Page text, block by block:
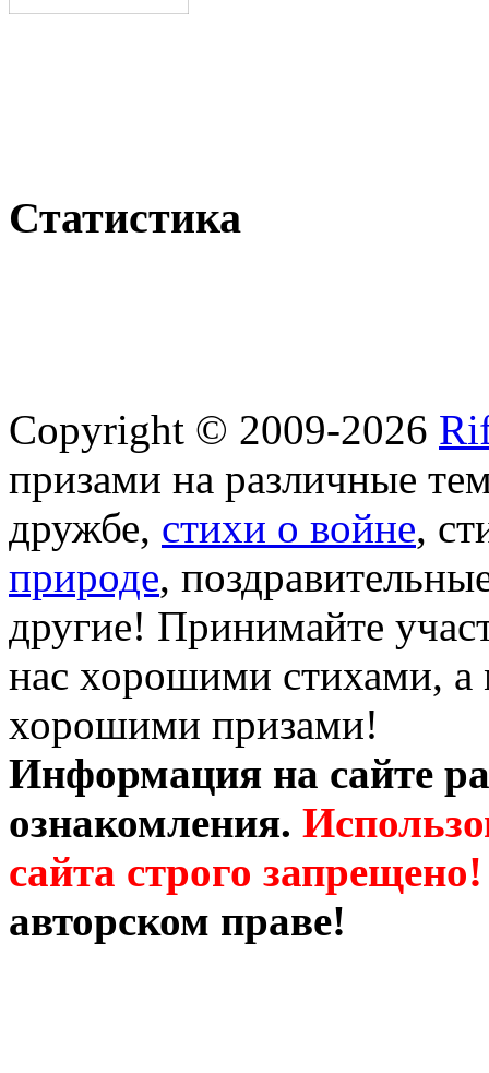
Статистика
Copyright © 2009-2026
призами на различные
дружбе, стихи о войне,
природе,
другие! Принимайте
нас хорошими стихами, а
хорошими призами!
Информация на сайте
ознакомления.
сайта строго запрещено!
авторском праве!